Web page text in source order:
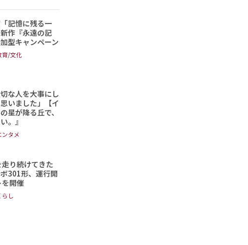
記憶に残る一
作『永遠の記
型キャンペーン
育/文化
な人を大事にし
いました」【イ
星が降る丘で、
。』
ンタメ
り続けてきた
301形、運行開
開催
らし